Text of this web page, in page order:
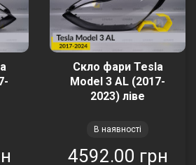
Скло фари Tesla
Model 3 AL (2017-
2023) ліве
В наявності
4592.00 грн